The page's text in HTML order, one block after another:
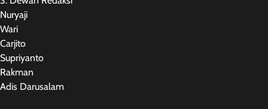
Nuryaji
Wari
Carjito
Supriyanto
Rakman
Adis Darusalam